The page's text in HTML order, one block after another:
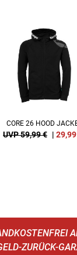
CORE 26 HOOD
UVP 59,99 € | 29,99
ZURÜCK-